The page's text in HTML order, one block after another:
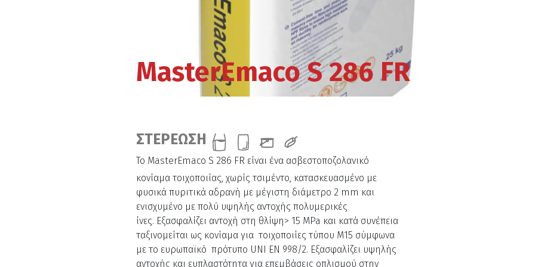
MasterEmaco S 286 FR
ΣΤΕΡΕΩΣΗ
Το MasterEmaco S 286 FR είναι ένα ασβεστοποζολανικό
κονίαμα τοιχοποιίας, χωρίς τσιμέντο, κατασκευασμένο με
φυσικά πυριτικά αδρανή με μέγιστη διάμετρο 2 mm και
ενισχυμένο με πολύ υψηλής αντοχής πολυμερικές
ίνες. Εξασφαλίζει αντοχή στη θλίψη> 15 MPa και κατά συνέπεια
ταξινομείται ως κονίαμα για τοιχοποιίες τύπου M15 σύμφωνα
με το ευρωπαϊκό πρότυπο UNI EN 998/2. Εξασφαλίζει υψηλής
αντοχής και ευπλαστότητα για επεμβάσεις οπλισμού στην